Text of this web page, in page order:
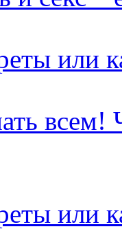
или
всем!
или